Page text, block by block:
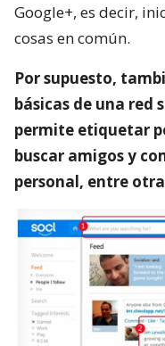
Google+, es decir,
cosas en común.
Por supuesto,
básicas de una red
permite etiquetar
buscar amigos y
personal, entre